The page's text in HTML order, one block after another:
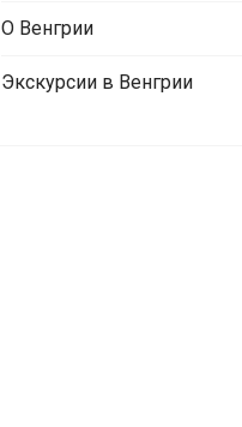
О Венгрии
Экскурсии в Венгрии